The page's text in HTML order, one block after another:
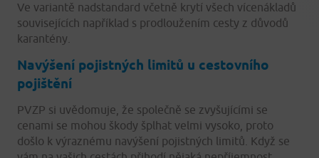
Ve variantě nadstandard včetně krytí všech vícenákladů
souvisejících například s prodloužením cesty z důvodů
karantény.
Navýšení pojistných limitů u cestovního
pojištění
PVZP si uvědomuje, že společně se zvyšujícími se
cenami se mohou škody šplhat velmi vysoko, proto
došlo k výraznému navýšení pojistných limitů. Když se